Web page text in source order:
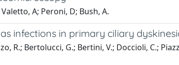
A; Peroni, D; Bush, A.
infections in primary ciliary
R.; Bertolucci, G.; Bertini, V.; Doccioli, C.;